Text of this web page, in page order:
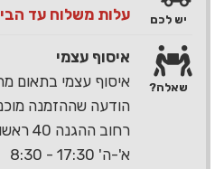
עלות משלוח עד הבית - 30.00
איסוף עצמי
איסוף עצמי בתאום
הודעה שההזמנה
רחוב ההגנה 40 ראשון לציון.
א'-ה' 17:30 - 8:30
יש לכם
שאלה?